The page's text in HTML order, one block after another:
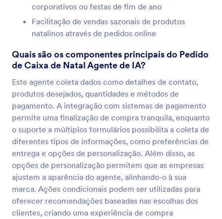
corporativos ou festas de fim de ano
Facilitação de vendas sazonais de produtos
natalinos através de pedidos online
Quais são os componentes principais do Pedido
de Caixa de Natal Agente de IA?
Este agente coleta dados como detalhes de contato,
produtos desejados, quantidades e métodos de
pagamento. A integração com sistemas de pagamento
permite uma finalização de compra tranquila, enquanto
o suporte a múltiplos formulários possibilita a coleta de
diferentes tipos de informações, como preferências de
entrega e opções de personalização. Além disso, as
opções de personalização permitem que as empresas
ajustem a aparência do agente, alinhando-o à sua
marca. Ações condicionais podem ser utilizadas para
oferecer recomendações baseadas nas escolhas dos
clientes, criando uma experiência de compra